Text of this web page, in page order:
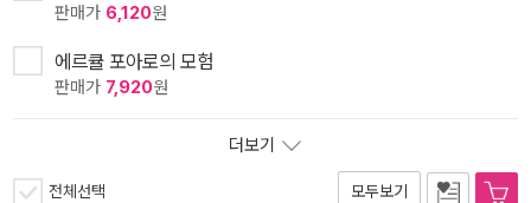
판매가 6,120원
에르큘 포아로의 모험
판매가 7,920원
더보기
전체선택 모두보기